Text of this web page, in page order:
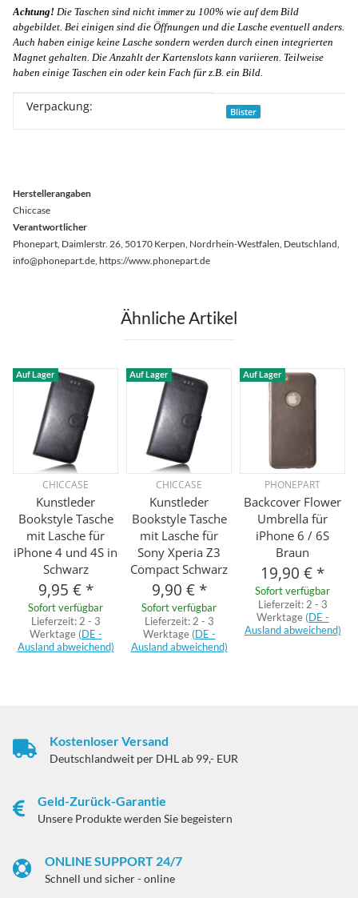
Achtung! Die Taschen sind nicht immer zu 100% wie auf dem Bild
abgebildet. Bei einigen sind die Öffnungen und die Lasche eventuell anders.
Auch haben einige keine Lasche sondern werden durch einen integrierten
Magnet gehalten. Die Anzahlt der Kartenslots kann variieren. Teilweise
haben einige Taschen ein oder kein Fach für z.B. ein Bild.
Produkteigenschaft
Wert
Verpackung: Blister
Herstellerangaben
Chiccase
Verantwortlicher
Phonepart, Daimlerstr. 26, 50170 Kerpen, Nordrhein-Westfalen, Deutschland,
info@phonepart.de, https://www.phonepart.de
Ähnliche Artikel
Auf Lager
CHICCASE
Kunstleder
Bookstyle Tasche
mit Lasche für
iPhone 4 und 4S in
Schwarz
9,95 € *
Sofort verfügbar
Lieferzeit: 2 - 3
Werktage (DE -
Ausland abweichend)
Auf Lager
CHICCASE
Kunstleder
Bookstyle Tasche
mit Lasche für
Sony Xperia Z3
Compact Schwarz
9,90 € *
Sofort verfügbar
Lieferzeit: 2 - 3
Werktage (DE -
Ausland abweichend)
Auf Lager
PHONEPART
Backcover Flower
Umbrella für
iPhone 6 / 6S
Braun
19,90 € *
Sofort verfügbar
Lieferzeit: 2 - 3
Werktage (DE -
Ausland abweichend)
Kostenloser Versand
Deutschlandweit per DHL ab 99,- EUR
Geld-Zurück-Garantie
Unsere Produkte werden Sie begeistern
ONLINE SUPPORT 24/7
Schnell und sicher - online